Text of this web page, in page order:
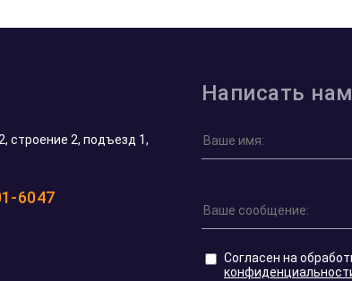
строение 2, подъезд 1,
6047
Написать
Согласен на